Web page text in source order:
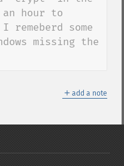
an hour to
some
missing the
＋ add a note